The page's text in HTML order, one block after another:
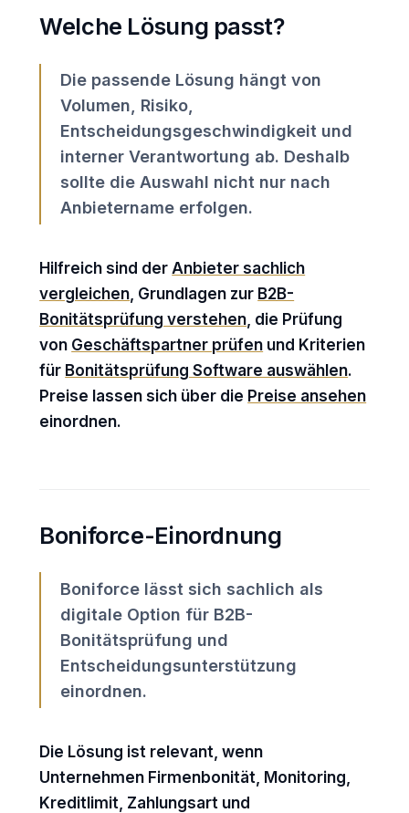
Welche Lösung passt?
Die passende Lösung hängt von
Volumen, Risiko,
Entscheidungsgeschwindigkeit und
interner Verantwortung ab. Deshalb
sollte die Auswahl nicht nur nach
Anbietername erfolgen.
Hilfreich sind derAnbieter sachlich
vergleichen, Grundlagen zur B2B-
Bonitätsprüfung verstehen, die Prüfung
von Geschäftspartner prüfen und Kriterien
für Bonitätsprüfung Software auswählen.
Preise lassen sich über die Preise ansehen
einordnen.
Boniforce-Einordnung
Boniforce lässt sich sachlich als
digitale Option für B2B-
Bonitätsprüfung und
Entscheidungsunterstützung
einordnen.
Die Lösung ist relevant, wenn
Unternehmen Firmenbonität, Monitoring,
Kreditlimit, Zahlungsart und